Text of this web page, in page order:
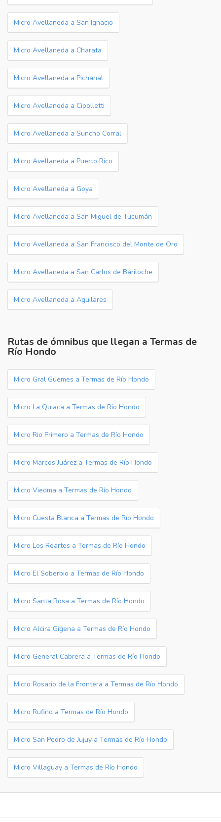
Micro Avellaneda a San Ignacio
Micro Avellaneda a Charata
Micro Avellaneda a Pichanal
Micro Avellaneda a Cipolletti
Micro Avellaneda a Suncho Corral
Micro Avellaneda a Puerto Rico
Micro Avellaneda a Goya
Micro Avellaneda a San Miguel de Tucumán
Micro Avellaneda a San Francisco del Monte de Oro
Micro Avellaneda a San Carlos de Bariloche
Micro Avellaneda a Aguilares
Rutas de ómnibus que llegan a Termas de
Río Hondo
Micro Gral Guemes a Termas de Río Hondo
Micro La Quiaca a Termas de Río Hondo
Micro Rio Primero a Termas de Río Hondo
Micro Marcos Juárez a Termas de Río Hondo
Micro Viedma a Termas de Río Hondo
Micro Cuesta Blanca a Termas de Río Hondo
Micro Los Reartes a Termas de Río Hondo
Micro El Soberbio a Termas de Río Hondo
Micro Santa Rosa a Termas de Río Hondo
Micro Alcira Gigena a Termas de Río Hondo
Micro General Cabrera a Termas de Río Hondo
Micro Rosario de la Frontera a Termas de Río Hondo
Micro Rufino a Termas de Río Hondo
Micro San Pedro de Jujuy a Termas de Río Hondo
Micro Villaguay a Termas de Río Hondo